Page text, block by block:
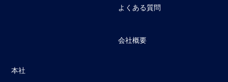
よくある質問
会社概要
本社